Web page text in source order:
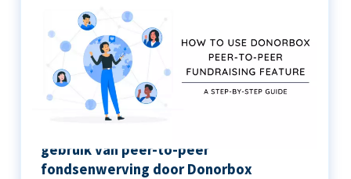
gebruik van peer-to-peer
fondsenwerving door Donorbox